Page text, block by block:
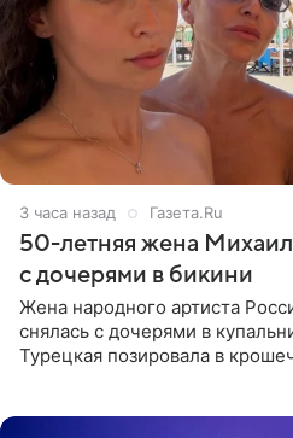
3 часа назад Газета.Ru
50-летняя жена
с дочерями в бикини
Жена народного артиста
снялась с дочерями в
Турецкая позировала в